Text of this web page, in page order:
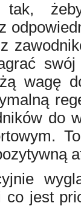
tak,
wagę
do
co jest